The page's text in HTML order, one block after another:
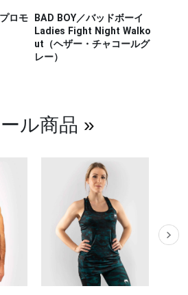
ロモ
BAD BOY／バッドボーイ
Ladies Fight Night Walko
ut（ヘザー・チャコールグ
レー）
ル商品 »